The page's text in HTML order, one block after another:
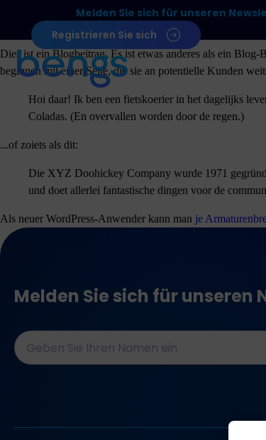
Melden Sie sich für unseren
Registrieren Sie sich
Dies ist ein Blogbeitrag. Es ist etwas anderes als ein
beginnen mit einer Seite, die sie an potentielle Kunden
Hoi daar! Ik ben een fietskoerier in het dagelijks
Coladas. (En overvallen worden door de regen.)
...of zoiets als dit:
Die XYZ Doohickey Company wurde 1971
und doet allerlei fantastische dingen voor de
Als neuer WordPress-Anwender kann man je
Melden Sie sich für unseren
Naam
*